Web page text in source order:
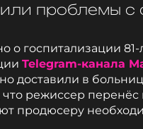
проблемы с
о госпитализации
Telegram-канала
доставили в
режиссер перенёс
продюсеру